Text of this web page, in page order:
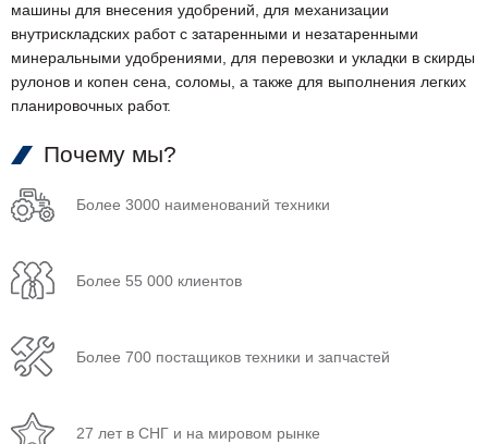
машины для внесения удобрений, для механизации
внутрискладских работ с затаренными и незатаренными
минеральными удобрениями, для перевозки и укладки в скирды
рулонов и копен сена, соломы, а также для выполнения легких
планировочных работ.
Почему мы?
Более 3000 наименований техники
Более 55 000 клиентов
Более 700 постащиков техники и запчастей
27 лет в СНГ и на мировом рынке